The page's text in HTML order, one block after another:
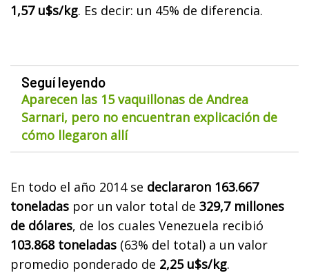
1,57 u$s/kg. Es decir: un 45% de diferencia.
Seguí leyendo
Aparecen las 15 vaquillonas de Andrea
Sarnari, pero no encuentran explicación de
cómo llegaron allí
En todo el año 2014 se declararon 163.667
toneladas por un valor total de 329,7 millones
de dólares, de los cuales Venezuela recibió
103.868 toneladas (63% del total) a un valor
promedio ponderado de 2,25 u$s/kg.